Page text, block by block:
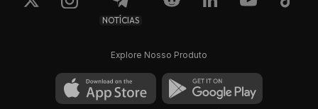
NOTÍCIAS
Explore Nosso Produto